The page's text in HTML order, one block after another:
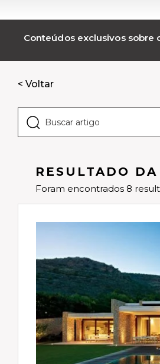
Conteúdos exclusivos sobre
< Voltar
RESULTADO
Foram encontrados 8